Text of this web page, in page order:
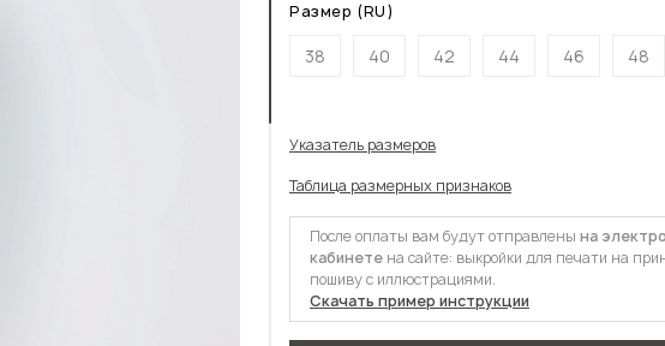
Размер (RU)
38 40 42 44 46 48
Указатель размеров
Таблица размерных признаков
После оплаты вам будут отправлены на
кабинете на сайте: выкройки для печати на
пошиву с иллюстрациями.
Скачать пример инструкции